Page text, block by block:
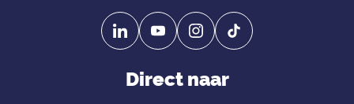
Volg
ons
Linkedin
Volg
ons
YouTube
Direct naar